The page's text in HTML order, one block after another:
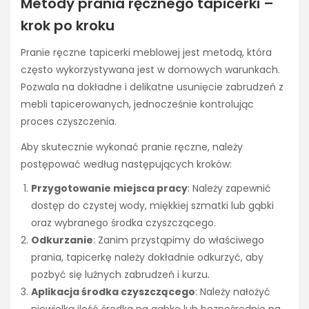
krok po kroku
Pranie ręczne tapicerki meblowej jest metodą, która
często wykorzystywana jest w domowych warunkach.
Pozwala na dokładne i delikatne usunięcie zabrudzeń z
mebli tapicerowanych, jednocześnie kontrolując
proces czyszczenia.
Aby skutecznie wykonać pranie ręczne, należy
postępować według następujących kroków:
Przygotowanie miejsca pracy: Należy zapewnić
dostęp do czystej wody, miękkiej szmatki lub gąbki
oraz wybranego środka czyszczącego.
Odkurzanie: Zanim przystąpimy do właściwego
prania, tapicerkę należy dokładnie odkurzyć, aby
pozbyć się luźnych zabrudzeń i kurzu.
Aplikacja środka czyszczącego: Należy nałożyć